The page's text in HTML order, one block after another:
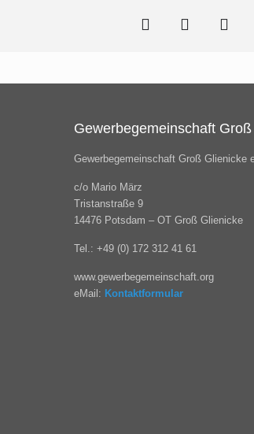
Gewerbegemeinschaft
Gewerbegemeinschaft Groß Glienicke
c/o Mario März
Tristanstraße 9
14476 Potsdam – OT Groß Glienicke
Tel.: +49 (0) 172 312 41 61
www.gewerbegemeinschaft.org
eMail: Kontaktformular